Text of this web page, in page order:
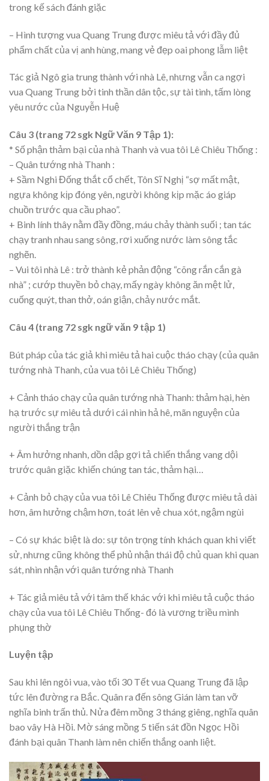
trong kế sách đánh giặc
– Hình tượng vua Quang Trung được miêu tả với đầy đủ
phẩm chất của vị anh hùng, mang vẻ đẹp oai phong lẫm liệt
Tác giả Ngô gia trung thành với nhà Lê, nhưng vẫn ca ngợi
vua Quang Trung bởi tinh thần dân tộc, sự tài tình, tấm lòng
yêu nước của Nguyễn Huệ
Câu 3 (trang 72 sgk Ngữ Văn 9 Tập 1):
* Số phận thảm bại của nhà Thanh và vua tôi Lê Chiêu Thống :
– Quân tướng nhà Thanh :
+ Sầm Nghi Đống thắt cổ chết, Tôn Sĩ Nghị “sợ mất mật,
ngựa không kịp đóng yên, người không kịp mặc áo giáp
chuồn trước qua cầu phao”.
+ Binh lính thây nằm đầy đồng, máu chảy thành suối ; tan tác
chạy tranh nhau sang sông, rơi xuống nước làm sông tắc
nghẽn.
– Vui tôi nhà Lê : trở thành kẻ phản động “cõng rắn cắn gà
nhà” ; cướp thuyền bỏ chạy, mấy ngày không ăn mệt lử,
cuống quýt, than thở, oán giận, chảy nước mắt.
Câu 4 (trang 72 sgk ngữ văn 9 tập 1)
Bút pháp của tác giả khi miêu tả hai cuộc tháo chạy (của quân
tướng nhà Thanh, của vua tôi Lê Chiêu Thống)
+ Cảnh tháo chạy của quân tướng nhà Thanh: thảm hại, hèn
hạ trước sự miêu tả dưới cái nhìn hả hê, mãn nguyện của
người thắng trận
+ Âm hưởng nhanh, dồn dập gợi tả chiến thắng vang dội
trước quân giặc khiến chúng tan tác, thảm hại…
+ Cảnh bỏ chạy của vua tôi Lê Chiêu Thống được miêu tả dài
hơn, âm hưởng chậm hơn, toát lên vẻ chua xót, ngậm ngùi
– Có sự khác biệt là do: sự tôn trọng tính khách quan khi viết
sử, nhưng cũng không thể phủ nhận thái độ chủ quan khi quan
sát, nhìn nhận với quân tướng nhà Thanh
+ Tác giả miêu tả với tâm thế khác với khi miêu tả cuộc tháo
chạy của vua tôi Lê Chiêu Thống- đó là vương triều mình
phụng thờ
Luyện tập
Sau khi lên ngôi vua, vào tối 30 Tết vua Quang Trung đã lập
tức lên đường ra Bắc. Quân ra đến sông Gián làm tan vỡ
nghĩa binh trấn thủ. Nửa đêm mồng 3 tháng giêng, nghĩa quân
bao vây Hà Hồi. Mờ sáng mồng 5 tiến sát đồn Ngọc Hồi
đánh bại quân Thanh làm nên chiến thắng oanh liệt.